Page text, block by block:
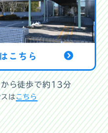
ら徒歩で約13分
はこちら